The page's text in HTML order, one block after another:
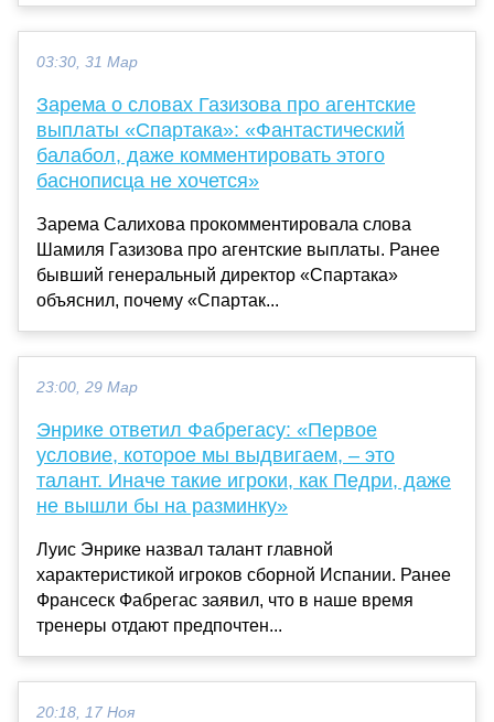
03:30, 31 Мар
Зарема о словах Газизова про агентские
выплаты «Спартака»: «Фантастический
балабол, даже комментировать этого
баснописца не хочется»
Зарема Салихова прокомментировала слова
Шамиля Газизова про агентские выплаты. Ранее
бывший генеральный директор «Спартака»
объяснил, почему «Спартак...
23:00, 29 Мар
Энрике ответил Фабрегасу: «Первое
условие, которое мы выдвигаем, – это
талант. Иначе такие игроки, как Педри, даже
не вышли бы на разминку»
Луис Энрике назвал талант главной
характеристикой игроков сборной Испании. Ранее
Франсеск Фабрегас заявил, что в наше время
тренеры отдают предпочтен...
20:18, 17 Ноя